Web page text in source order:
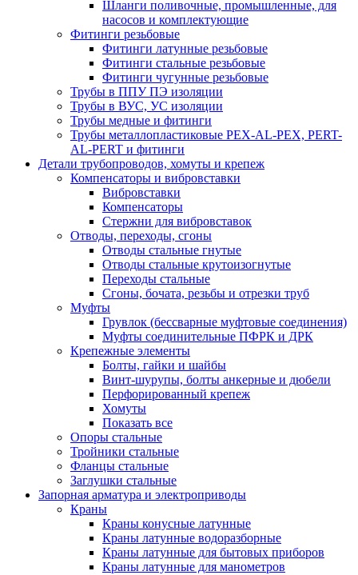
Шланги поливочные, промышленные, для
насосов и комплектующие
Фитинги резьбовые
Фитинги латунные резьбовые
Фитинги стальные резьбовые
Фитинги чугунные резьбовые
Трубы в ППУ ПЭ изоляции
Трубы в ВУС, УС изоляции
Трубы медные и фитинги
Трубы металлопластиковые PEX-AL-PEX, PERT-
AL-PERT и фитинги
Детали трубопроводов, хомуты и крепеж
Компенсаторы и вибровставки
Вибровставки
Компенсаторы
Стержни для вибровставок
Отводы, переходы, сгоны
Отводы стальные гнутые
Отводы стальные крутоизогнутые
Переходы стальные
Сгоны, бочата, резьбы и отрезки труб
Муфты
Грувлок (бессварные муфтовые соединения)
Муфты соединительные ПФРК и ДРК
Крепежные элементы
Болты, гайки и шайбы
Винт-шурупы, болты анкерные и дюбели
Перфорированный крепеж
Хомуты
Показать все
Опоры стальные
Тройники стальные
Фланцы стальные
Заглушки стальные
Запорная арматура и электроприводы
Краны
Краны конусные латунные
Краны латунные водоразборные
Краны латунные для бытовых приборов
Краны латунные для манометров